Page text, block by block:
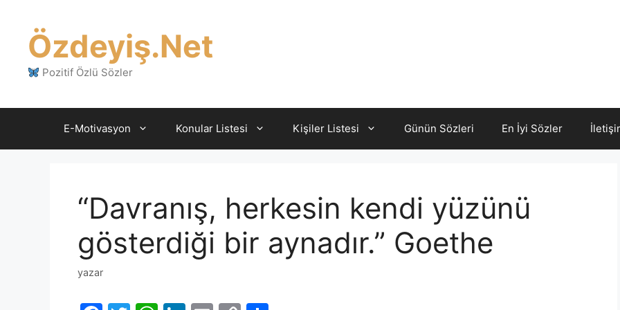
Özdeyiş.Net
Pozitif Özlü Sözler
E-Motivasyon Konular Listesi Kişiler Listesi Günün Sözleri En İyi Sözler
“Davranış, herkesin kendi yüzünü
gösterdiği bir aynadır.” Goethe
yazar